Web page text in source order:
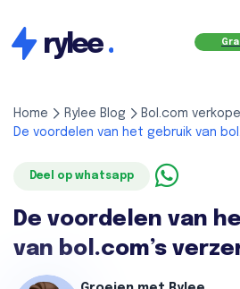
rylee.
Home Rylee Blog
Bol.com
De voordelen van het gebruik van
Deel op whatsapp
De voordelen van
van bol.com’s